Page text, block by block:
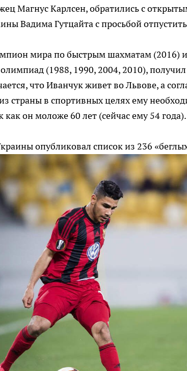
Магнус Карлсен, обратились с
Вадима Гутцайта с просьбой
мира по быстрым шахматам (2016)
(1988, 1990, 2004, 2010), получил
что Иванчук живет во Львове, а
страны в спортивных целях ему
как он моложе 60 лет (сейчас ему 54 года).
опубликовал список из 236